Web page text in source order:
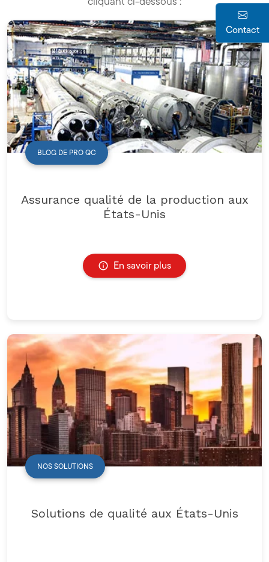
BLOG DE PRO QC
Assurance qualité de la production aux
États-Unis
En savoir plus
NOS SOLUTIONS
Solutions de qualité aux États-Unis
Contact